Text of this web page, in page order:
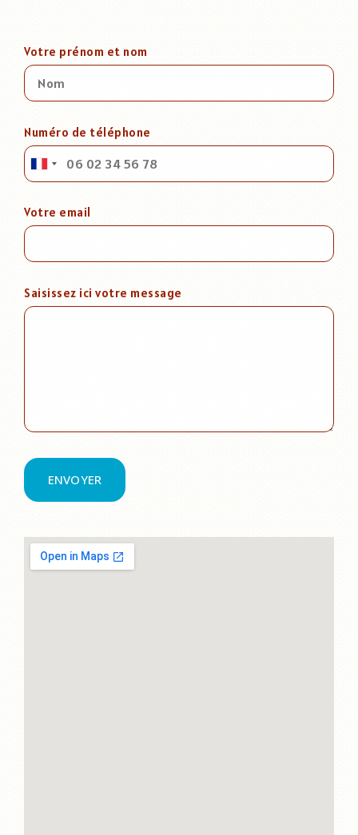
Votre prénom et nom
Numéro de téléphone
Votre email
Saisissez ici votre message